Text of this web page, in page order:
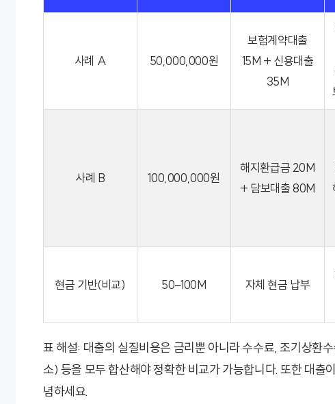
사례 A 50,000,000원
보험계약대출
15M + 신용대출
35M
사례 B 100,000,000원
해지환급금 20M
+ 담보대출 80M
현금 기반(비교) 50–100M 자체 현금 납부
표 해설: 대출의 실질비용은 금리뿐 아니라 수수료, 조기상환
소) 등을 모두 합산해야 정확한 비교가 가능합니다. 또한 대출
념하세요.